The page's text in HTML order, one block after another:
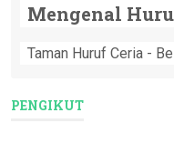
Mengenal
Taman Huruf Ceria -
PENGIKUT